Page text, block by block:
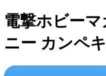
電撃ホビー
ニー カンペ